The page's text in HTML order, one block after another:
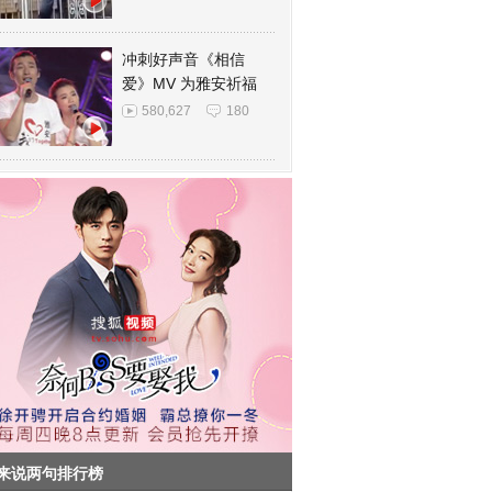
冲刺好声音《相信
爱》MV 为雅安祈福
580,627 180
说两句排行榜